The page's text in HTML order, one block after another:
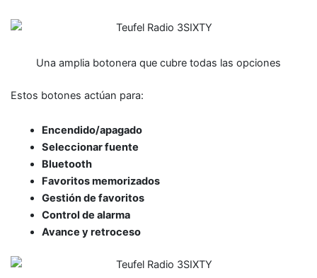
Una amplia botonera que cubre todas las opciones
Estos botones actúan para:
Encendido/apagado
Seleccionar fuente
Bluetooth
Favoritos memorizados
Gestión de favoritos
Control de alarma
Avance y retroceso